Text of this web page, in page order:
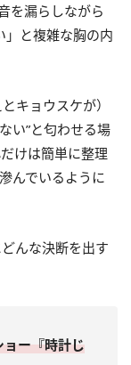
を漏らしながら
」と複雑な胸の内
キョウスケが）
い”と匂わせる場
けは簡単に整理
んでいるように
んな決断を出す
ョー『時計じ